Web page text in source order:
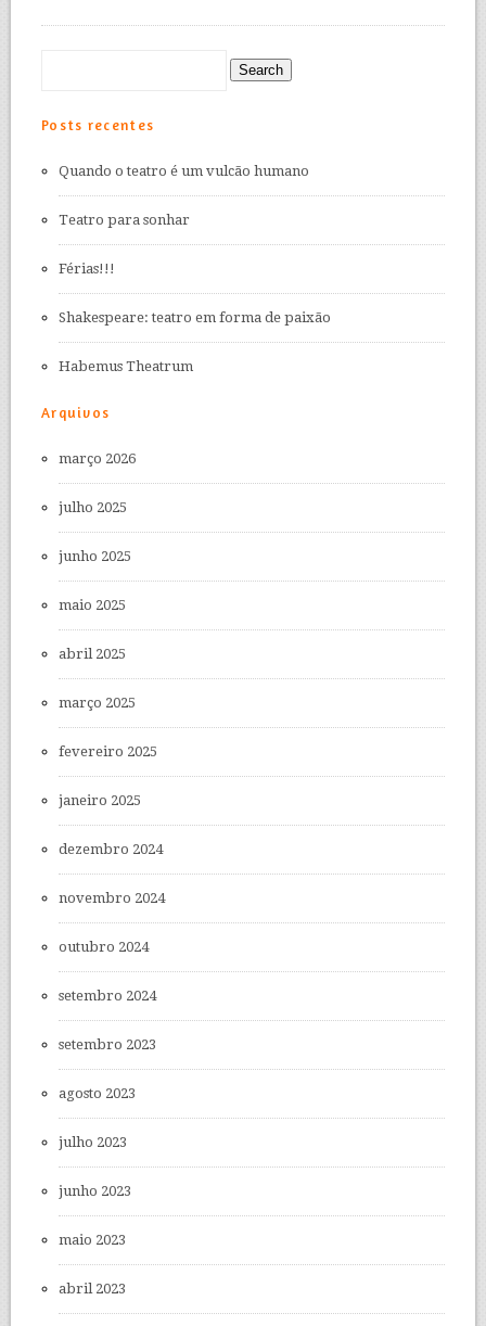
Posts recentes
Quando o teatro é um vulcão humano
Teatro para sonhar
Férias!!!
Shakespeare: teatro em forma de paixão
Habemus Theatrum
Arquivos
março 2026
julho 2025
junho 2025
maio 2025
abril 2025
março 2025
fevereiro 2025
janeiro 2025
dezembro 2024
novembro 2024
outubro 2024
setembro 2024
setembro 2023
agosto 2023
julho 2023
junho 2023
maio 2023
abril 2023